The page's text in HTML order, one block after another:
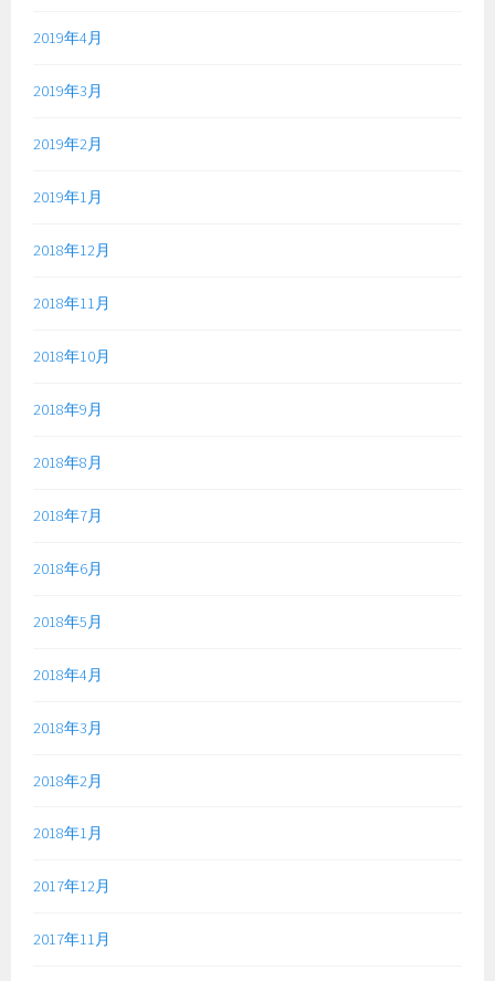
2019年4月
2019年3月
2019年2月
2019年1月
2018年12月
2018年11月
2018年10月
2018年9月
2018年8月
2018年7月
2018年6月
2018年5月
2018年4月
2018年3月
2018年2月
2018年1月
2017年12月
2017年11月